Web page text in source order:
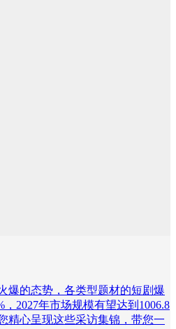
爆的态势，各类型题材的短剧爆
2027年市场规模有望达到1006.8
精心呈现这些采访集锦，带您一